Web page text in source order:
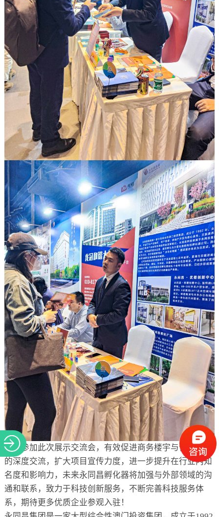
通过参加此次展示交流会，有效促进商务楼宇与合作机构
的深度交流，扩大项目宣传力度，进一步提升在行业内知
名度和影响力，未来永同昌孵化器将加强与外部领域的沟
通和联系，致力于科技创新服务，不断完善科技服务体
系，期待更多优质企业参观入驻！